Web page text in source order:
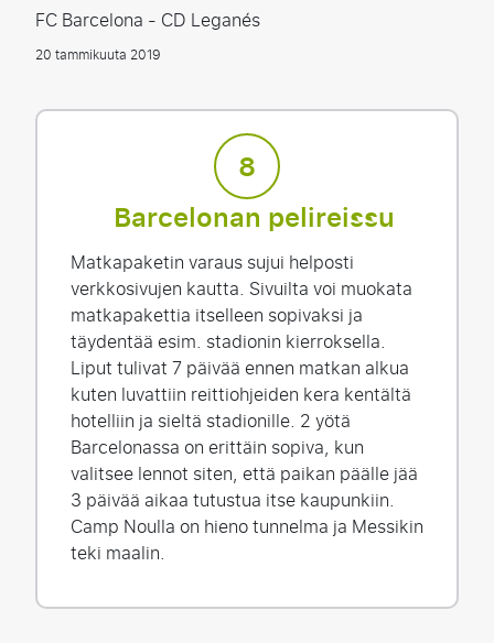
FC Barcelona - CD Leganés
20 tammikuuta 2019
8
Barcelonan pelireissu
Matkapaketin varaus sujui helposti
verkkosivujen kautta. Sivuilta voi muokata
matkapakettia itselleen sopivaksi ja
täydentää esim. stadionin kierroksella.
Liput tulivat 7 päivää ennen matkan alkua
kuten luvattiin reittiohjeiden kera kentältä
hotelliin ja sieltä stadionille. 2 yötä
Barcelonassa on erittäin sopiva, kun
valitsee lennot siten, että paikan päälle jää
3 päivää aikaa tutustua itse kaupunkiin.
Camp Noulla on hieno tunnelma ja Messikin
teki maalin.